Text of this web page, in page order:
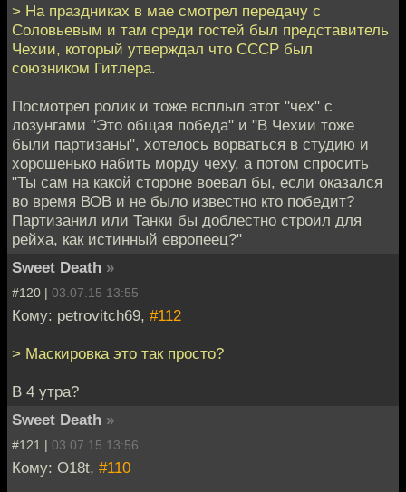
> На праздниках в мае смотрел передачу с
Соловьевым и там среди гостей был представитель
Чехии, который утверждал что СССР был
союзником Гитлера.
Посмотрел ролик и тоже всплыл этот "чех" с
лозунгами "Это общая победа" и "В Чехии тоже
были партизаны", хотелось ворваться в студию и
хорошенько набить морду чеху, а потом спросить
"Ты сам на какой стороне воевал бы, если оказался
во время ВОВ и не было известно кто победит?
Партизанил или Танки бы доблестно строил для
рейха, как истинный европеец?"
Sweet Death »
#120 | 03.07.15 13:55
Кому: petrovitch69, #112
> Маскировка это так просто?
В 4 утра?
Sweet Death »
#121 | 03.07.15 13:56
Кому: O18t, #110